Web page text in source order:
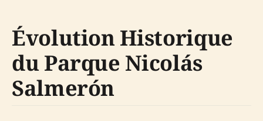
Évolution Historique
du Parque Nicolás
Salmerón